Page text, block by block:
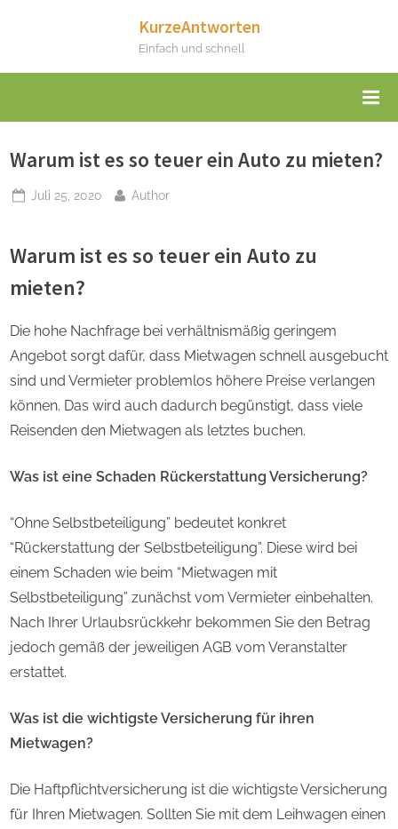
KurzeAntworten
Einfach und schnell
Warum ist es so teuer ein Auto zu mieten?
Posted
Juli 25, 2020 By
Author
Warum ist es so teuer ein Auto zu
mieten?
Die hohe Nachfrage bei verhältnismäßig geringem
Angebot sorgt dafür, dass Mietwagen schnell ausgebucht
sind und Vermieter problemlos höhere Preise verlangen
können. Das wird auch dadurch begünstigt, dass viele
Reisenden den Mietwagen als letztes buchen.
Was ist eine Schaden Rückerstattung Versicherung?
“Ohne Selbstbeteiligung” bedeutet konkret
“Rückerstattung der Selbstbeteiligung”. Diese wird bei
einem Schaden wie beim “Mietwagen mit
Selbstbeteiligung” zunächst vom Vermieter einbehalten.
Nach Ihrer Urlaubsrückkehr bekommen Sie den Betrag
jedoch gemäß der jeweiligen AGB vom Veranstalter
erstattet.
Was ist die wichtigste Versicherung für ihren
Mietwagen?
Die Haftpflichtversicherung ist die wichtigste Versicherung
für Ihren Mietwagen. Sollten Sie mit dem Leihwagen einen